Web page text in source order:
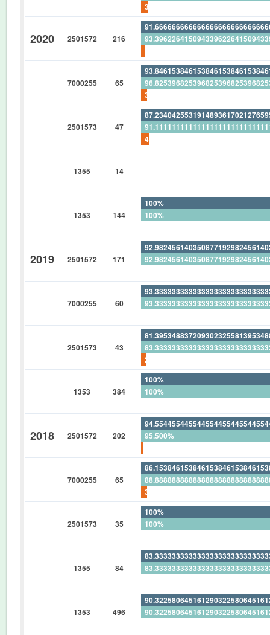
2020 2501572 216
7000255 65
2501573 47
1355 14
1353 144
100%
100%
2019 2501572 171
7000255 60
2501573 43
1353 384
100%
100%
2018 2501572 202
95.500%
7000255 65
2501573 35
100%
100%
1355 84
1353 496